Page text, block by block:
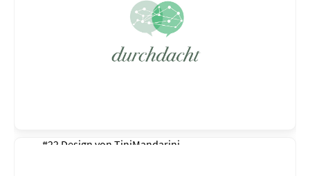
#22 Design von TiniMandarini